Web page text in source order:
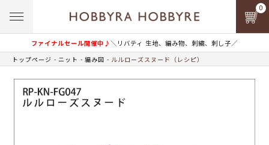
ファイナルセール開催中♪＼リバティ 生地、編み物、刺繍、刺し子／
0
トップページ ニット 編み図 ルルローズスヌード（レシピ）